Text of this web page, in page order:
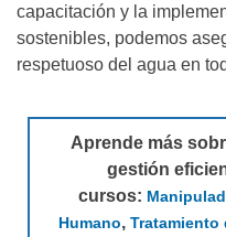
capacitación y la
sostenibles, podemos
respetuoso del agua en
Aprende más
gestión
cursos:
Humano, Tratamiento